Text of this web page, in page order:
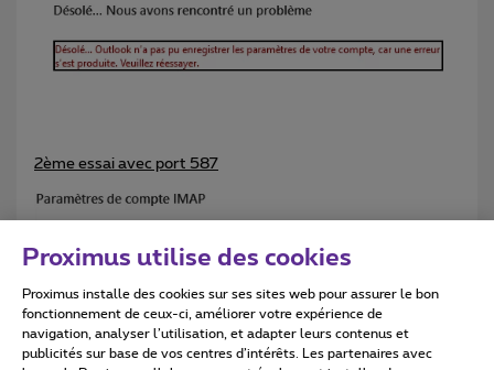
2ème essai avec port 587
Proximus utilise des cookies
Proximus installe des cookies sur ses sites web pour assurer le bon
fonctionnement de ceux-ci, améliorer votre expérience de
navigation, analyser l’utilisation, et adapter leurs contenus et
publicités sur base de vos centres d’intérêts. Les partenaires avec